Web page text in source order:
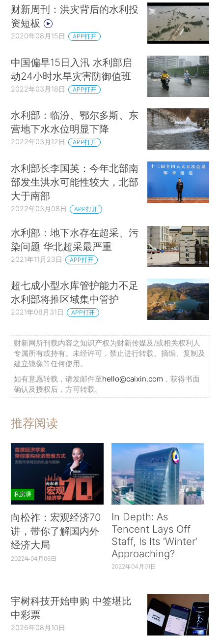
财新周刊：洪灾背后的水利投
资短板
2020年08月15日 APP打开
中国偏早15日入汛 水利部启
动24小时水旱灾害防御值班
2022年03月18日 APP打开
水利部：临汾、鄂尔多斯、东
营地下水水位明显下降
2022年03月12日 APP打开
水利部长李国英：今年北部南
部发生洪水可能性较大，北部
大于南部
2022年03月08日 APP打开
水利部：地下水存在超采、污
染问题 华北超采最严重
2021年11月23日 APP打开
超七成小型水库管护能力不足
水利部将推区域集中管护
2021年08月31日 APP打开
财新网所刊载内容之知识产权为财新传媒及/或相关权利人
专属所有或持有。未经许可，禁止进行转载、摘编、复制及
建立镜像等任何使用。
如有意愿转载，请发邮件至hello@caixin.com ，获得书面
确认及授权后，方可转载。
推荐阅读
私房课
向松祚：宏观经济70
讲，带你了解国内外
经济大局
2022年04月06日
In Depth: As
Tencent Lays Off
Staff, Is Its ‘Winter’
Approaching?
2022年04月01日
宇树科技开始申购 中签堪比
中彩票
2026年08月10日